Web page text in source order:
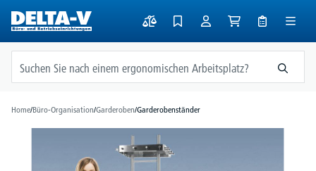
springen
Home/Büro-Organisation/Garderoben/Garderobenständer